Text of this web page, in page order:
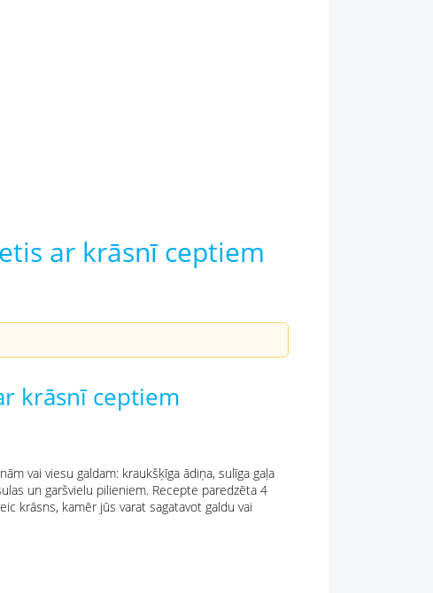
ar krāsnī ceptiem
krāsnī ceptiem
vai viesu galdam: kraukšķīga ādiņa, sulīga gaļa
un garšvielu pilieniem. Recepte paredzēta 4
krāsns, kamēr jūs varat sagatavot galdu vai